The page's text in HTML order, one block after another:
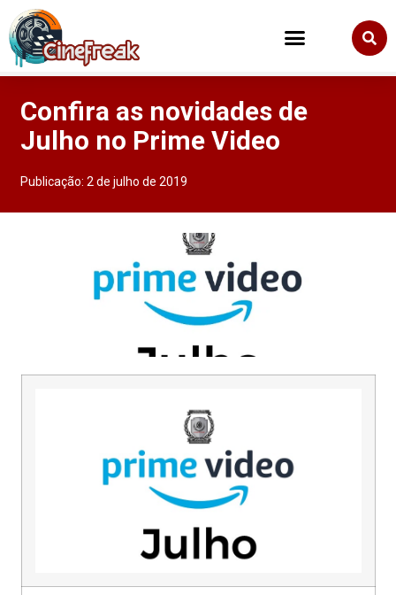
Confira as novidades de
Julho no Prime Video
Publicação:2 de julho de 2019